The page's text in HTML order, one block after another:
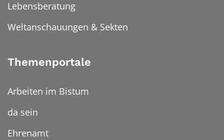
Lebensberatung
Weltanschauungen & Sekten
Themenportale
Arbeiten im Bistum
da sein
Ehrenamt